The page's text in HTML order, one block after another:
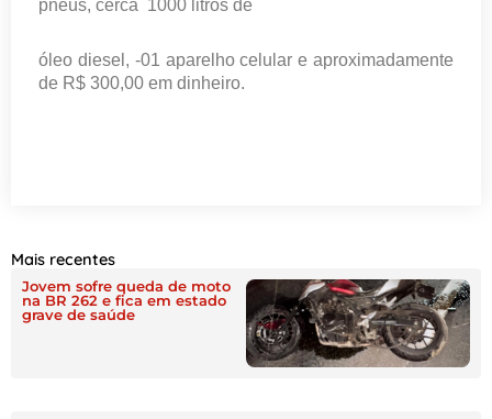
pneus, cerca 1000 litros de
óleo diesel, -01 aparelho celular e aproximadamente
de R$ 300,00 em dinheiro.
Mais recentes
Jovem sofre queda de moto
na BR 262 e fica em estado
grave de saúde